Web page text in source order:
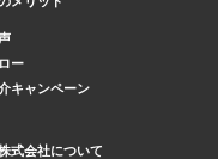
ー
キャンペーン
式会社について